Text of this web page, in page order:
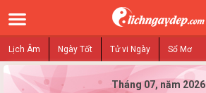
Lịch Âm Ngày Tốt Tử vi Ngày Sổ Mơ
Tháng 07, năm 2026